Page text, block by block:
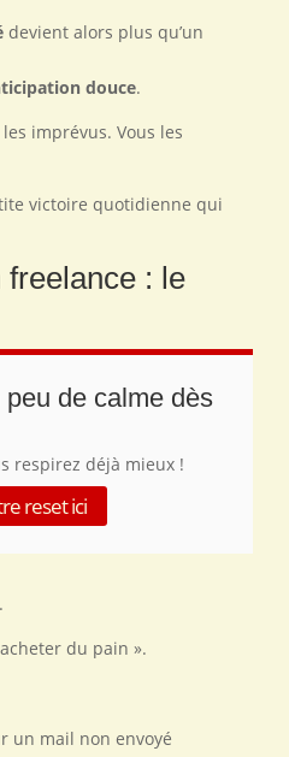
devient alors plus qu’un
douce.
imprévus. Vous les
victoire quotidienne qui
: le
peu de calme dès
respirez déjà mieux !
reset ici
du pain ».
un mail non envoyé